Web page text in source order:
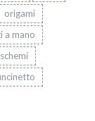
origami
a mano
schemi